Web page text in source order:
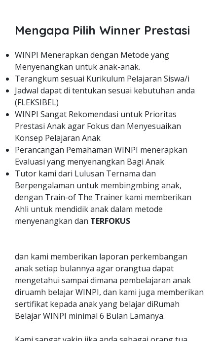
Mengapa Pilih Winner Prestasi
WINPI Menerapkan dengan Metode yang
Menyenangkan untuk anak-anak.
Terangkum sesuai Kurikulum Pelajaran Siswa/i
Jadwal dapat di tentukan sesuai kebutuhan anda
(FLEKSIBEL)
WINPI Sangat Rekomendasi untuk Prioritas
Prestasi Anak agar Fokus dan Menyesuaikan
Konsep Pelajaran Anak
Perancangan Pemahaman WINPI menerapkan
Evaluasi yang menyenangkan Bagi Anak
Tutor kami dari Lulusan Ternama dan
Berpengalaman untuk membingmbing anak,
dengan Train-of The Trainer kami memberikan
Ahli untuk mendidik anak dalam metode
menyenangkan dan TERFOKUS
dan kami memberikan laporan perkembangan
anak setiap bulannya agar orangtua dapat
mengetahui sampai dimana pembelajaran anak
diruamh belajar WINPI, dan kami juga memberikan
sertifikat kepada anak yang belajar diRumah
Belajar WINPI minimal 6 Bulan Lamanya.